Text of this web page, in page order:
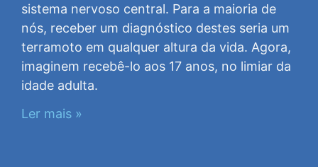
sistema nervoso central. Para a maioria de
nós, receber um diagnóstico destes seria um
terramoto em qualquer altura da vida. Agora,
imaginem recebê-lo aos 17 anos, no limiar da
idade adulta.
Ler mais »